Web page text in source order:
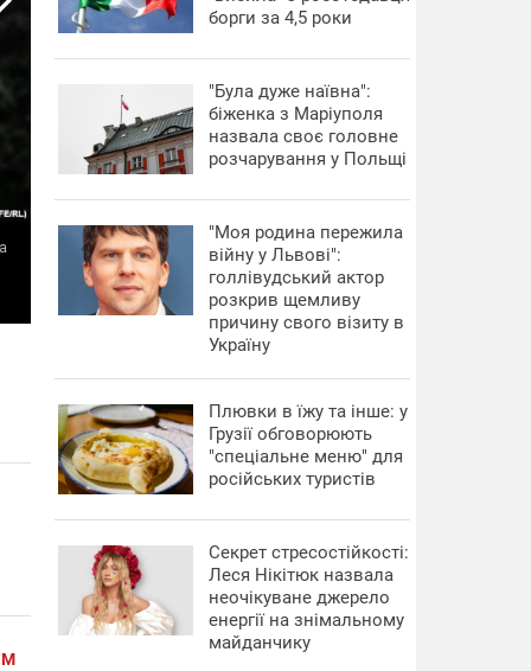
борги за 4,5 роки
"Була дуже наївна":
біженка з Маріуполя
назвала своє головне
розчарування у Польщі
"Моя родина пережила
війну у Львові":
голлівудський актор
розкрив щемливу
причину свого візиту в
Україну
Плювки в їжу та інше: у
Грузії обговорюють
"спеціальне меню" для
російських туристів
Секрет стресостійкості:
Леся Нікітюк назвала
неочікуване джерело
енергії на знімальному
майданчику